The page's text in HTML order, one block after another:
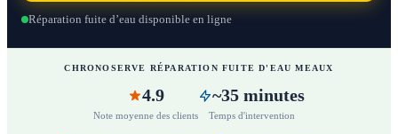
Réparation fuite d’eau disponible en ligne
CHRONOSERVE RÉPARATION FUITE D'EAU MEAUX
4.9
Note moyenne des clients
~35 minutes
Temps d'intervention